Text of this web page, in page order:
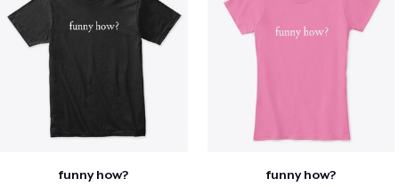
funny how? funny how?